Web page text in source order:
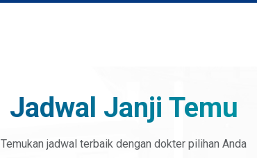
Jadwal Janji Temu
Temukan jadwal terbaik dengan dokter pilihan Anda